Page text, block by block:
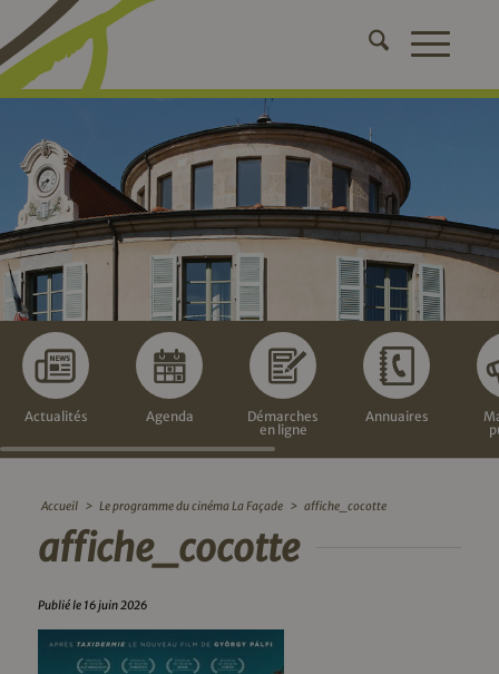
Actualités Agenda
Démarches
en ligne
Annuaires
Accueil > Le programme du cinéma La Façade > affiche_cocotte
affiche_cocotte
Publié le 16 juin 2026